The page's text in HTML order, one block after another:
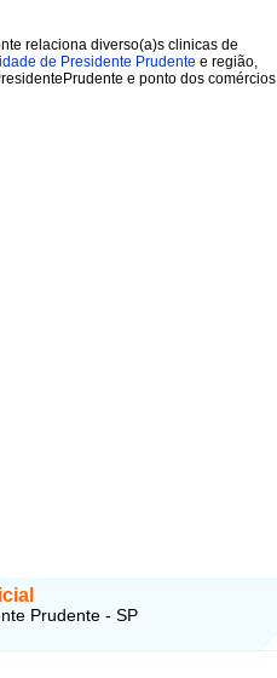
relaciona diverso(a)s clinicas de
de Presidente Prudente e região,
e ponto dos comércios
Prudente - SP